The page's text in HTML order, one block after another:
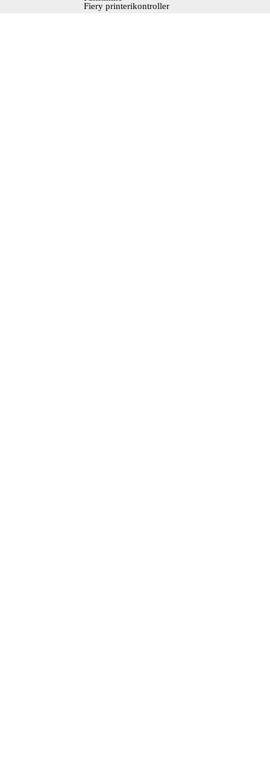
Fiery printerikontroller